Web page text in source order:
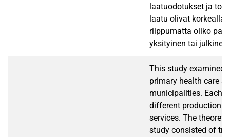
laatuodotukset ja
laatu olivat korkealla
riippumatta oliko
yksityinen tai julkinen
This study examined
primary health care
municipalities. Each
different production
services. The
study consisted of